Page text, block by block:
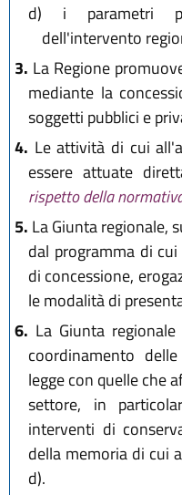
d) i parametri
dell'intervento
3. La Regione
mediante la
soggetti pubblici e
4. Le attività di cui
essere attuate
rispetto della
5. La Giunta regionale,
dal programma di
di concessione,
le modalità di
6. La Giunta
coordinamento
legge con quelle che
settore, in
interventi di
della memoria di cui
d).